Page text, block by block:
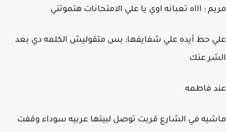
مريم : اااه تعبانه اوي يا علي الامتحانات هتموتني
علي حط أيده علي شفايفها: بس متقوليش الكلمه دي بعد
الشر عنك
عند فاطمه
ماشيه في الشارع قربت توصل لبيتها عربيه سوداء وقفت